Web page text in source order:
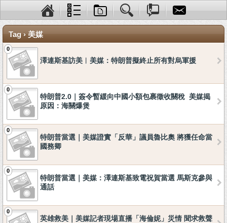
Tag › 美媒
0
澤連斯基訪美︱美媒：特朗普擬終止所有對烏軍援
0
特朗普2.0｜簽令暫緩向中國小額包裹徵收關稅 美媒揭
原因：海關爆煲
0
特朗普當選｜美媒證實「反華」議員魯比奧 將獲任命當
國務卿
0
特朗普當選｜美媒：澤連斯基致電祝賀當選 馬斯克參與
通話
0
英雄救美｜美媒記者現場直播「海倫妮」災情 聞求救聲